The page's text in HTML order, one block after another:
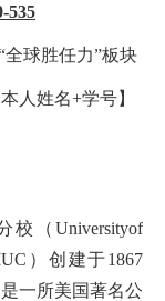
535
球胜任力”板块
人姓名+学号】
（Universityof
）创建于1867
一所美国著名公